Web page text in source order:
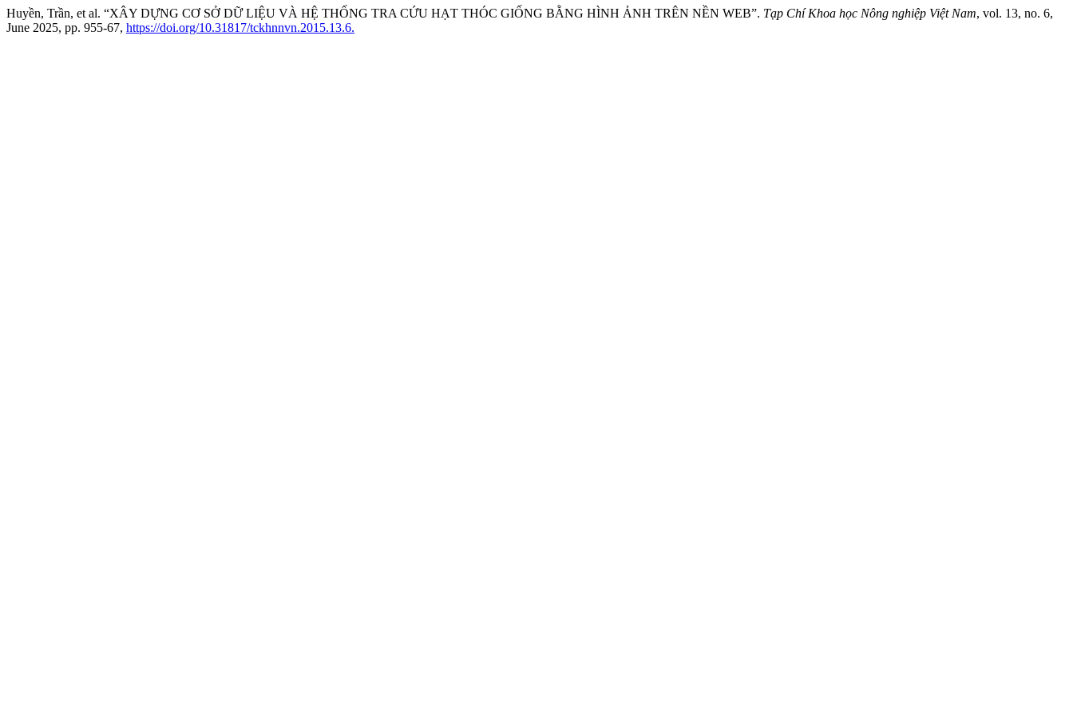
Huyền, Trần, et al. “XÂY DỰNG CƠ SỞ DỮ LIỆU VÀ HỆ THỐNG TRA CỨU HẠT THÓC GIỐNG BẰNG HÌNH ẢNH TRÊN NỀN WEB”. Tạp Chí Khoa học Nông nghiệp Việt Nam, vol. 13, no. 6,
June 2025, pp. 955-67, https://doi.org/10.31817/tckhnnvn.2015.13.6.